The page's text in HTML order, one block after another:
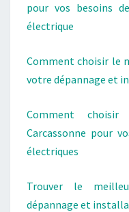
pour vos besoins
électrique
Comment choisir le
votre dépannage et
Comment
Carcassonne pour
électriques
Trouver le
dépannage et